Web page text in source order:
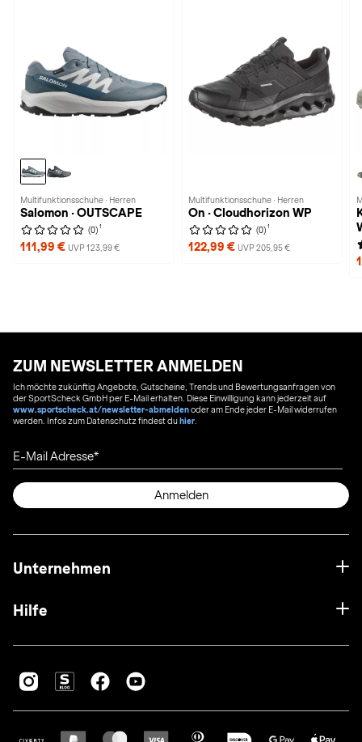
Multifunktionsschuhe · Herren
Salomon · OUTSCAPE
(0) 1
111,99 € UVP 123,99 €
Multifunktionsschuhe · Herren
On · Cloudhorizon WP
(0) 1
122,99 € UVP 205,95 €
ZUM NEWSLETTER ANMELDEN
Ich möchte zukünftig Angebote, Gutscheine, Trends und Bewertungsanfragen von
der SportScheck GmbH per E-Mail erhalten. Diese Einwilligung kann jederzeit auf
www.sportscheck.at/newsletter-abmeldenoder am Ende jeder E-Mail widerrufen
werden. Infos zum Datenschutz findest duhier
E-Mail Adresse
Anmelden
Unternehmen
Hilfe